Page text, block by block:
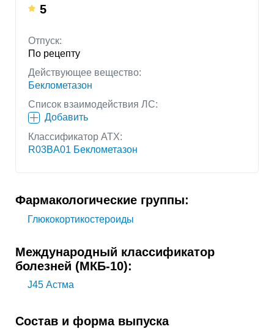
5
Отпуск:
По рецепту
Действующее вещество:
Беклометазон
Список взаимодействия ЛС:
Добавить
Классификатор АТХ:
R03BA01 Беклометазон
Фармакологические группы:
Глюкокортикостероиды
Международный классификатор
болезней (МКБ-10):
J45 Астма
Состав и форма выпуска